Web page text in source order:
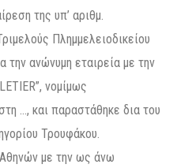
της υπ’ αριθμ.
Πλημμελειοδικείου
ανώνυμη εταιρεία με την
νομίμως
…, και παραστάθηκε δια του
Τρουφάκου.
με την ως άνω